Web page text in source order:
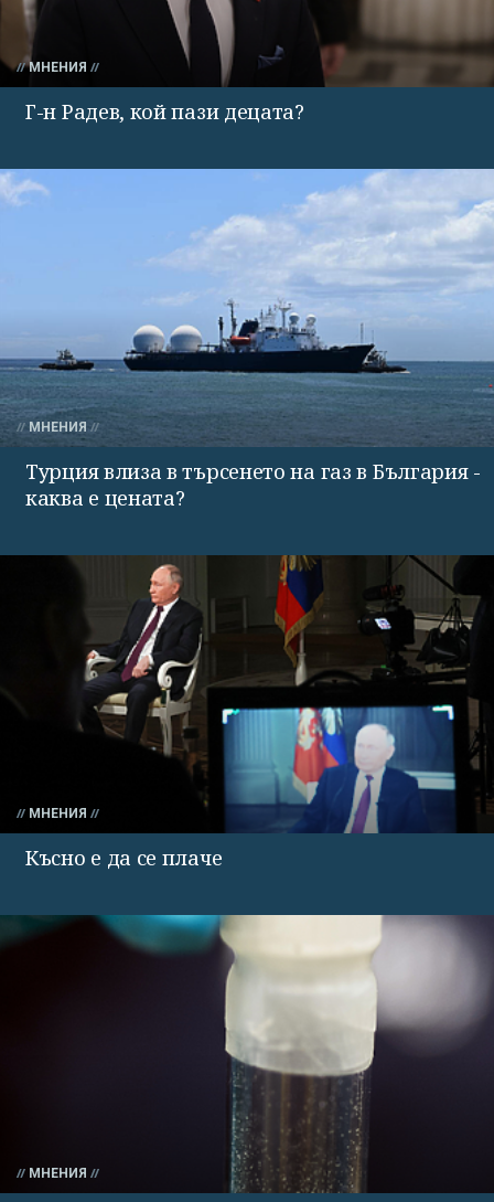
МНЕНИЯ
Г-н Радев, кой пази децата?
МНЕНИЯ
Турция влиза в търсенето на газ в България -
каква е цената?
МНЕНИЯ
Късно е да се плаче
МНЕНИЯ